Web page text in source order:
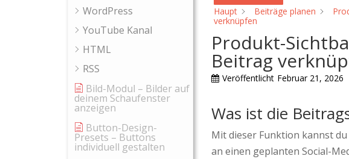
WordPress
YouTube Kanal
HTML
RSS
Bild-Modul – Bilder auf
deinem Schaufenster
anzeigen
Button-Design-
Presets – Buttons
individuell gestalten
Haupt
Beiträge planen
verknüpfen
Produkt-
Beitrag
Veröffentlicht Februar 21, 2026
Was ist die
Mit dieser Funktion kannst
an einen geplanten Social-